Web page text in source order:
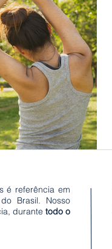
é referência em
Brasil. Nosso
durante todo o